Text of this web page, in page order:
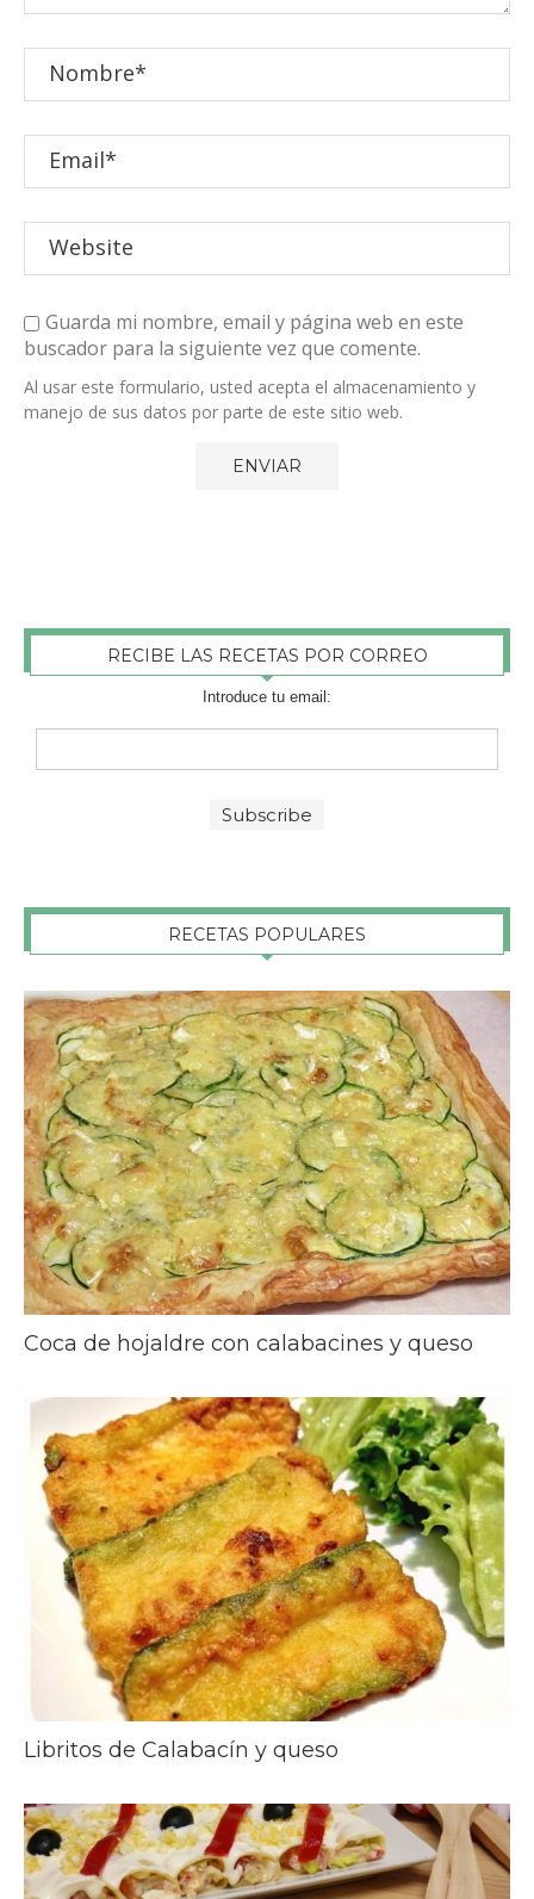
Guarda mi nombre, email y página web en este
buscador para la siguiente vez que comente.
Al usar este formulario, usted acepta el almacenamiento y
manejo de sus datos por parte de este sitio web.
RECIBE LAS RECETAS POR CORREO
Introduce tu email:
RECETAS POPULARES
Coca de hojaldre con calabacines y queso
Libritos de Calabacín y queso